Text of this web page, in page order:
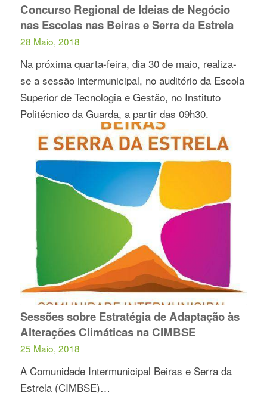
Concurso Regional de Ideias de Negócio
nas Escolas nas Beiras e Serra da Estrela
28 Maio, 2018
Na próxima quarta-feira, dia 30 de maio, realiza-
se a sessão intermunicipal, no auditório da Escola
Superior de Tecnologia e Gestão, no Instituto
Politécnico da Guarda, a partir das 09h30.
Sessões sobre Estratégia de Adaptação às
Alterações Climáticas na CIMBSE
25 Maio, 2018
A Comunidade Intermunicipal Beiras e Serra da
Estrela (CIMBSE)…